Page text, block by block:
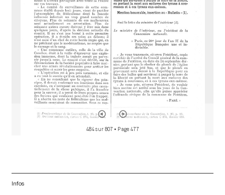
484 sur 807 • Page 477
Infos